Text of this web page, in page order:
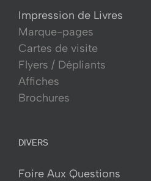
Impression de Livres
Marque-pages
Cartes de visite
Flyers / Dépliants
Affiches
Brochures
DIVERS
Foire Aux Questions